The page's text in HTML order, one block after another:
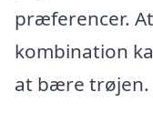
præferencer.
kombination
at bære trøjen.